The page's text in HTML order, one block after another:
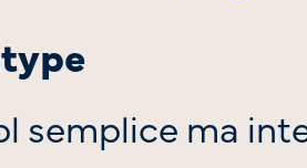
semplice ma